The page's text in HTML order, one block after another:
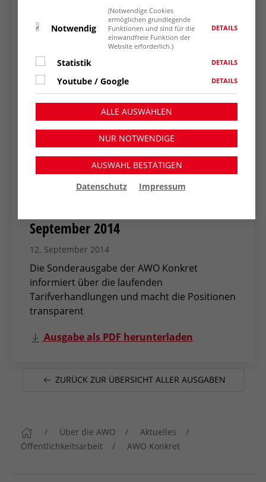
September 2014
12. September 2014
Die Sonderausgabe der AWO Konkret
informiert über die laufenden
Tarifverhandlungen und macht die Positionen
transparent
Ausgabe als PDF herunterladen
ZURÜCK ZUR ÜBERSICHT ALLER AUSGABEN
Über die AWO
Aktuelles
Öffentlichkeitsarbeit
AWO Konkret
Notwendig
(Notwendige Cookies
ermöglichen grundlegende
Funktionen und sind für die
einwandfreie Funktion der
Website erforderlich.)
DETAILS
Statistik DETAILS
Youtube / Google DETAILS
ALLE AUSWÄHLEN
NUR NOTWENDIGE
AUSWAHL BESTÄTIGEN
Datenschutz
Impressum